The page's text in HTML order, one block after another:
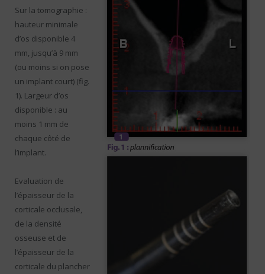
Sur la tomographie :
hauteur minimale
d’os disponible 4
mm, jusqu’à 9 mm
(ou moins si on pose
un implant court) (fig.
1). Largeur d’os
disponible : au
moins 1 mm de
chaque côté de
l’implant.
Evaluation de
l’épaisseur de la
corticale occlusale,
de la densité
osseuse et de
l’épaisseur de la
corticale du plancher